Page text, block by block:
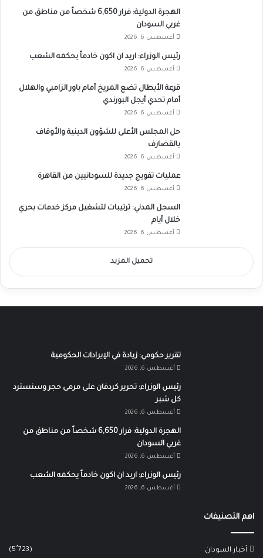
الهجرة الدولية: فرار 6,650 شخصاً من مناطق من
غربي السودان
أغسطس 6, 2026
رئيس الوزراء: اريد ان اكون خادماً يحكمه الشعب
أغسطس 6, 2026
قرعة الأبطال تضع المريخ أمام باور الزامبي والهلال
أمام تحدي أيجل البورندي
أغسطس 6, 2026
حل المجلس الأعلى للشؤون الدينية والأوقاف
بالقضارف
أغسطس 6, 2026
عمليات تفويج جديدة للسودانيين من القاهرة
أغسطس 6, 2026
السجل المدني: ترتيبات لتشغيل مركز خدمات بحري
خلال أيام
أغسطس 6, 2026
تحميل المزيد
تقرير حكومي: زيادة في الإيرادات الحكومية
أغسطس 6, 2026
رئيس الوزراء: تحرير كردفان على مرمى حجر وسنسترد
كل شبر
أغسطس 6, 2026
الهجرة الدولية: فرار 6,650 شخصاً من مناطق من
غربي السودان
أغسطس 6, 2026
رئيس الوزراء: اريد ان اكون خادماً يحكمه الشعب
أغسطس 6, 2026
اهم التصنيفات
أخبار السودان (5٬723)